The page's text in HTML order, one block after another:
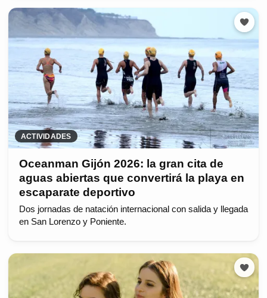
ACTIVIDADES
Oceanman Gijón 2026: la gran cita de
aguas abiertas que convertirá la playa en
escaparate deportivo
Dos jornadas de natación internacional con salida y llegada
en San Lorenzo y Poniente.